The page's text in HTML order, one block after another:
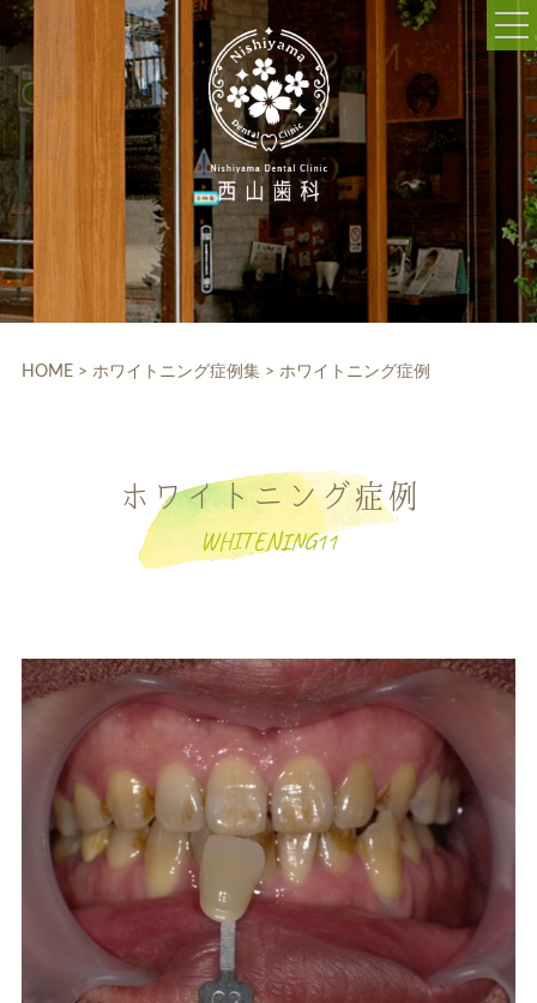
052-703-5225
9:30～12:30/14:00～18:30
休診日:木曜、日曜、祝日
WEB予約
補綴治療
ホワイトニング
補綴料金表
HOME > ホワイトニング症例集> ホワイトニング症例
ホワイトニング症例
WHITENING11